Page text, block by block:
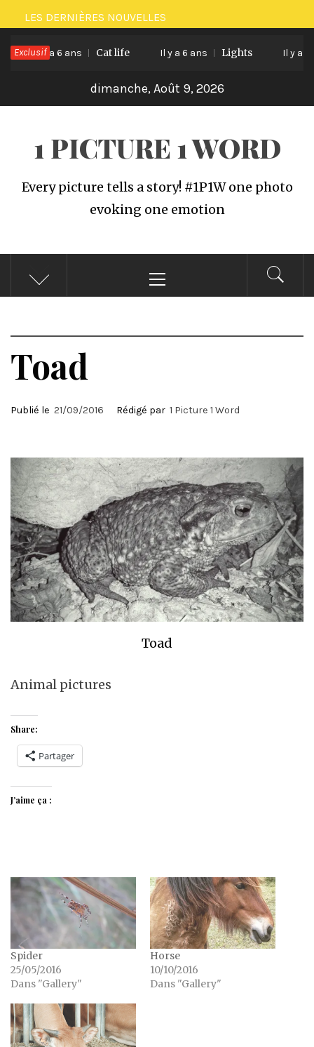
Passer
au
contenu
LES DERNIÈRES NOUVELLES
Exclusif
Il y a 6 ans Cat life Il y a 6 ans Lights Il y a 6
dimanche, Août 9, 2026
1 PICTURE 1 WORD
Every picture tells a story! #1P1W one photo
evoking one emotion
principal
Toad
Publié le 21/09/2016 Rédigé par 1 Picture 1 Word
Toad
Animal pictures
Share:
Partager
J’aime ça :
Spider
25/05/2016
Dans "Gallery"
Horse
10/10/2016
Dans "Gallery"